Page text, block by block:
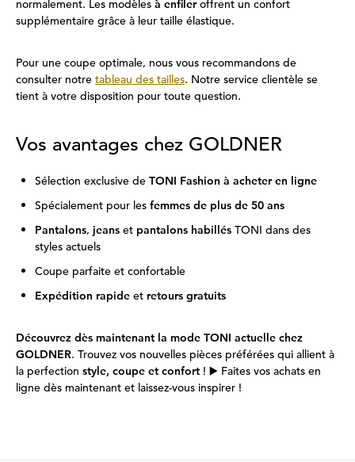
normalement. Les modèles à enfileroffrent un confort
supplémentaire grâce à leur taille élastique.
Pour une coupe optimale, nous vous recommandons de
consulter notre tableau des tailles. Notre service clientèle se
tient à votre disposition pour toute question.
Vos avantages chez GOLDNER
Sélection exclusive de TONI Fashion à acheter en ligne
Spécialement pour les femmes de plus de 50 ans
Pantalons, jeans et pantalons habillés TONI dans des
styles actuels
Coupe parfaite et confortable
Expédition rapide et retours gratuits
Découvrez dès maintenant la mode TONI actuelle chez
GOLDNER. Trouvez vos nouvelles pièces préférées qui allient à
la perfection style, coupe et confort ! ▶️ Faites vos achats en
ligne dès maintenant et laissez-vous inspirer !